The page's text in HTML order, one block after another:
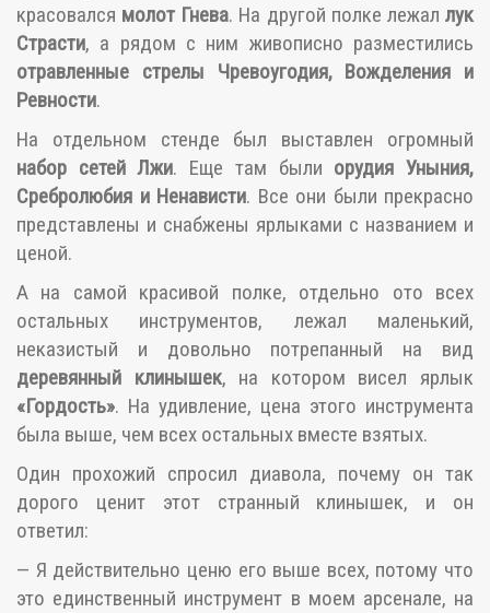
красовался молот Гнева. На другой полке лежаллук
Страсти, а рядом с ним живописно разместились
отравленные стрелы Чревоугодия, Вожделения и
Ревности.
На отдельном стенде был выставлен огромный
набор сетей Лжи. Еще там были орудия Уныния,
Сребролюбия и Ненависти. Все они были прекрасно
представлены и снабжены ярлыками с названием и
ценой.
А на самой красивой полке, отдельно ото всех
остальных инструментов, лежал маленький,
неказистый и довольно потрепанный на вид
деревянный клинышек, на котором висел ярлык
«Гордость». На удивление, цена этого инструмента
была выше, чем всех остальных вместе взятых.
Один прохожий спросил диавола, почему он так
дорого ценит этот странный клинышек, и он
ответил:
— Я действительно ценю его выше всех, потому что
это единственный инструмент в моем арсенале, на